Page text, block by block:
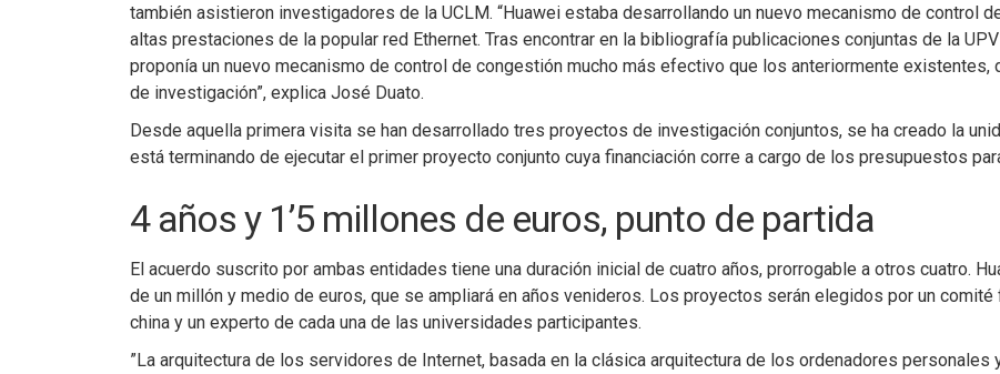
también asistieron investigadores de la UCLM. “Huawei estaba desarrollando un nuevo mecanismo de control
altas prestaciones de la popular red Ethernet. Tras encontrar en la bibliografía publicaciones conjuntas de la
proponía un nuevo mecanismo de control de congestión mucho más efectivo que los anteriormente existentes,
de investigación”, explica José Duato.
Desde aquella primera visita se han desarrollado tres proyectos de investigación conjuntos, se ha creado la
está terminando de ejecutar el primer proyecto conjunto cuya financiación corre a cargo de los presupuestos
4 años y 1’5 millones de euros, punto de partida
El acuerdo suscrito por ambas entidades tiene una duración inicial de cuatro años, prorrogable a otros cuatro.
de un millón y medio de euros, que se ampliará en años venideros. Los proyectos serán elegidos por un
china y un experto de cada una de las universidades participantes.
”La arquitectura de los servidores de Internet, basada en la clásica arquitectura de los ordenadores personales